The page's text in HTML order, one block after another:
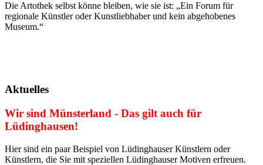
Die Artothek selbst könne bleiben, wie sie ist: „Ein Forum für
regionale Künstler oder Kunstliebhaber und kein abgehobenes
Museum.“
Aktuelles
Wir sind Münsterland - Das gilt auch für
Lüdinghausen!
Hier sind ein paar Beispiel von Lüdinghauser Künstlern oder
Künstlern, die Sie mit speziellen Lüdinghauser Motiven erfreuen.